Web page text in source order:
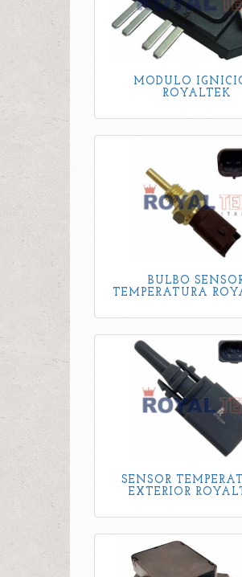
MODULO
ROYALTEK
BULBO
TEMPERATURA
SENSOR
EXTERIOR